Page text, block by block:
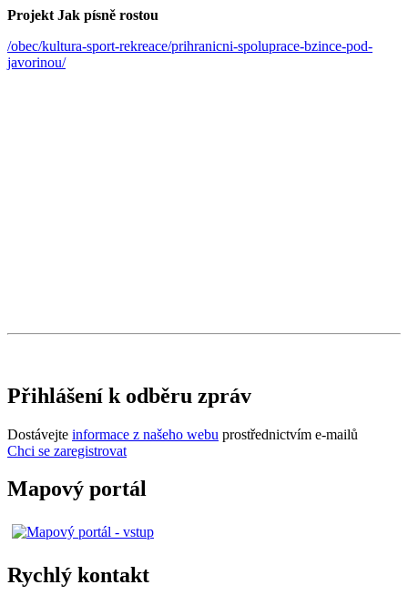
Projekt Jak písně rostou
/obec/kultura-sport-rekreace/prihranicni-spoluprace-bzince-pod-
javorinou/
Přihlášení k odběru zpráv
Dostávejte informace z našeho webu prostřednictvím e-mailů
Chci se zaregistrovat
Mapový portál
Rychlý kontakt